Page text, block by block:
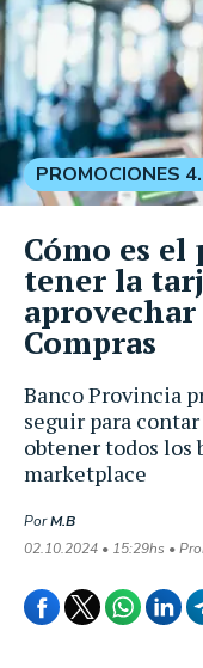
Banco Provincia
seguir para
obtener todos los
marketplace
PorM.B
02.10.2024 • 15:29hs •
PROMOCIONES
Cómo es el
tener la
Compras